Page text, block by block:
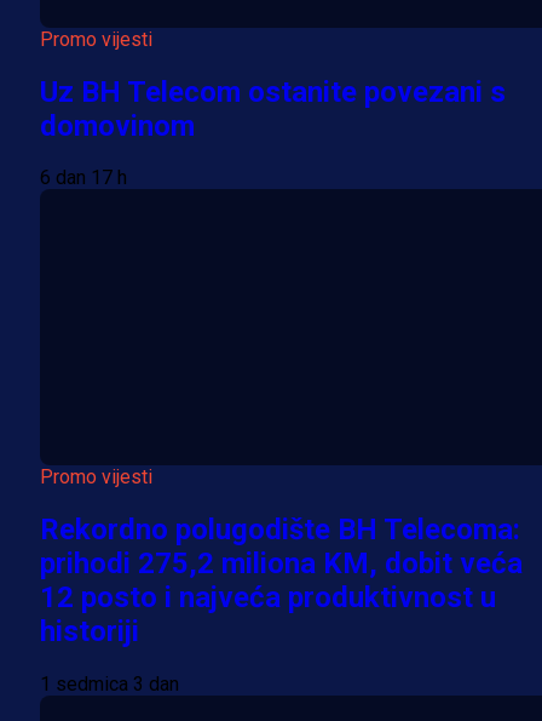
Promo vijesti
Uz BH Telecom ostanite povezani s
domovinom
6 dan 17 h
Promo vijesti
Rekordno polugodište BH Telecoma:
prihodi 275,2 miliona KM, dobit veća
12 posto i najveća produktivnost u
historiji
1 sedmica 3 dan